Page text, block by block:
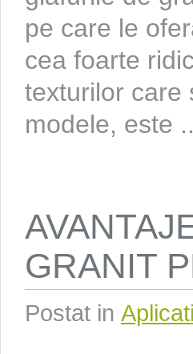
pe care le
cea foarte
texturilor care
modele, este
GRANIT
Postat in